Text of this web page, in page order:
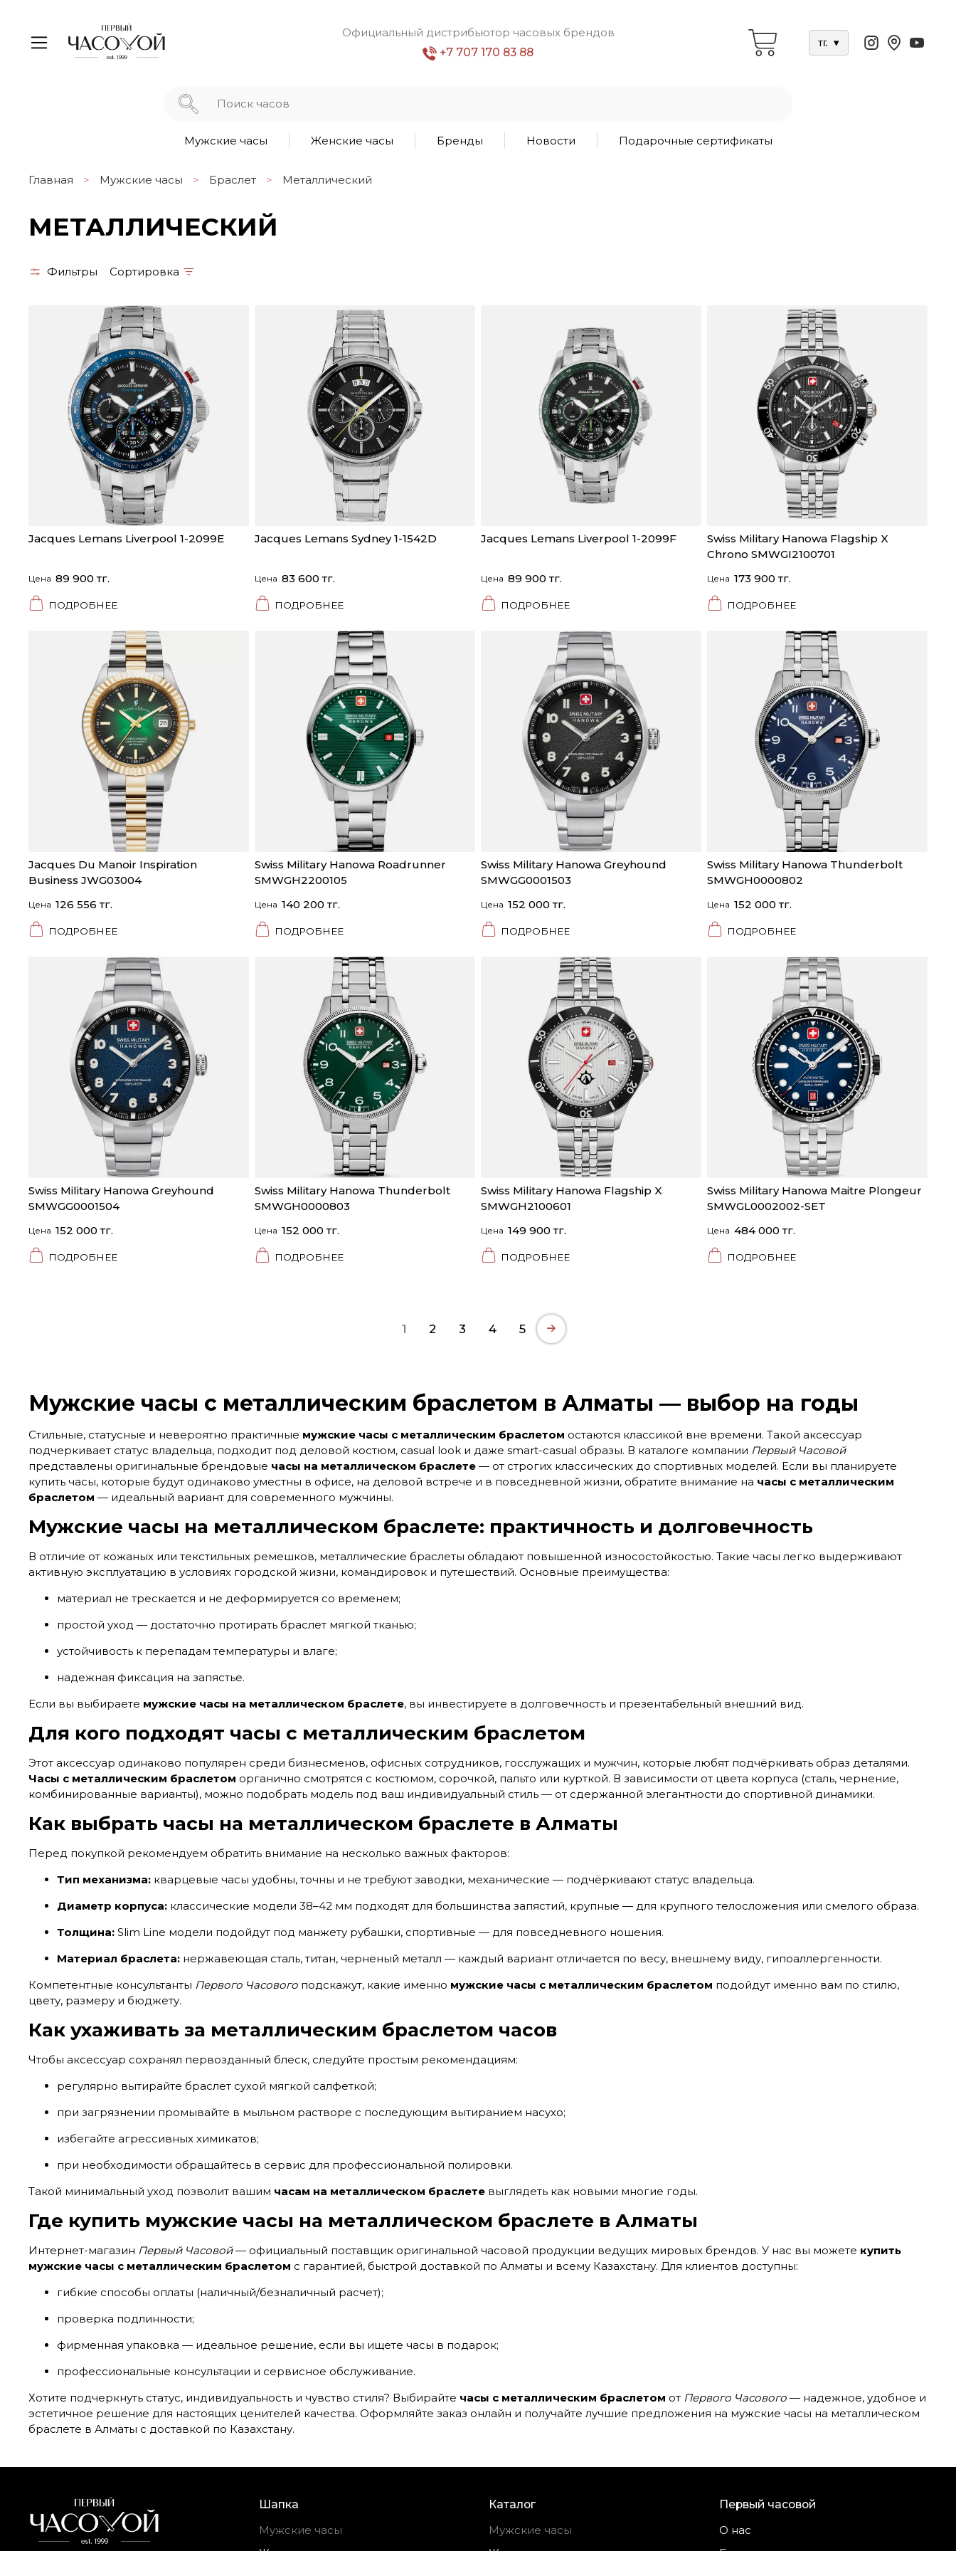
Официальный дистрибьютор часовых брендов
+7 707 170 83 88
тг. ▾
Мужские часы Женские часы Бренды Новости Подарочные сертификаты
Главная Мужские часы Браслет Металлический
МЕТАЛЛИЧЕСКИЙ
Фильтры Сортировка
Jacques Lemans Liverpool 1-2099E
Цена 89 900 тг.
ПОДРОБНЕЕ
Jacques Lemans Sydney 1-1542D
Цена 83 600 тг.
ПОДРОБНЕЕ
Jacques Lemans Liverpool 1-2099F
Цена 89 900 тг.
ПОДРОБНЕЕ
Swiss Military Hanowa Flagship X
Chrono SMWGI2100701
Цена 173 900 тг.
ПОДРОБНЕЕ
Jacques Du Manoir Inspiration
Business JWG03004
Цена 126 556 тг.
ПОДРОБНЕЕ
Swiss Military Hanowa Roadrunner
SMWGH2200105
Цена 140 200 тг.
ПОДРОБНЕЕ
Swiss Military Hanowa Greyhound
SMWGG0001503
Цена 152 000 тг.
ПОДРОБНЕЕ
Swiss Military Hanowa Thunderbolt
SMWGH0000802
Цена 152 000 тг.
ПОДРОБНЕЕ
Swiss Military Hanowa Greyhound
SMWGG0001504
Цена 152 000 тг.
ПОДРОБНЕЕ
Swiss Military Hanowa Thunderbolt
SMWGH0000803
Цена 152 000 тг.
ПОДРОБНЕЕ
Swiss Military Hanowa Flagship X
SMWGH2100601
Цена 149 900 тг.
ПОДРОБНЕЕ
Swiss Military Hanowa Maitre Plongeur
SMWGL0002002-SET
Цена 484 000 тг.
ПОДРОБНЕЕ
1 2 3 4 5
Мужские часы с металлическим браслетом в Алматы — выбор на годы
Стильные, статусные и невероятно практичные мужские часы с металлическим браслетом остаются классикой вне времени. Такой аксессуар
подчеркивает статус владельца, подходит под деловой костюм, casual look и даже smart-casual образы. В каталоге компании Первый Часовой
представлены оригинальные брендовые часы на металлическом браслете — от строгих классических до спортивных моделей. Если вы планируете
купить часы, которые будут одинаково уместны в офисе, на деловой встрече и в повседневной жизни, обратите внимание на часы с металлическим
браслетом — идеальный вариант для современного мужчины.
Мужские часы на металлическом браслете: практичность и долговечность
В отличие от кожаных или текстильных ремешков, металлические браслеты обладают повышенной износостойкостью. Такие часы легко выдерживают
активную эксплуатацию в условиях городской жизни, командировок и путешествий. Основные преимущества:
материал не трескается и не деформируется со временем;
простой уход — достаточно протирать браслет мягкой тканью;
устойчивость к перепадам температуры и влаге;
надежная фиксация на запястье.
Если вы выбираете мужские часы на металлическом браслете, вы инвестируете в долговечность и презентабельный внешний вид.
Для кого подходят часы с металлическим браслетом
Этот аксессуар одинаково популярен среди бизнесменов, офисных сотрудников, госслужащих и мужчин, которые любят подчёркивать образ деталями.
Часы с металлическим браслетом органично смотрятся с костюмом, сорочкой, пальто или курткой. В зависимости от цвета корпуса (сталь, чернение,
комбинированные варианты), можно подобрать модель под ваш индивидуальный стиль — от сдержанной элегантности до спортивной динамики.
Как выбрать часы на металлическом браслете в Алматы
Перед покупкой рекомендуем обратить внимание на несколько важных факторов:
Тип механизма: кварцевые часы удобны, точны и не требуют заводки, механические — подчёркивают статус владельца.
Диаметр корпуса: классические модели 38–42 мм подходят для большинства запястий, крупные — для крупного телосложения или смелого образа.
Толщина: Slim Line модели подойдут под манжету рубашки, спортивные — для повседневного ношения.
Материал браслета: нержавеющая сталь, титан, черненый металл — каждый вариант отличается по весу, внешнему виду, гипоаллергенности.
Компетентные консультанты Первого Часового подскажут, какие именно мужские часы с металлическим браслетом подойдут именно вам по стилю,
цвету, размеру и бюджету.
Как ухаживать за металлическим браслетом часов
Чтобы аксессуар сохранял первозданный блеск, следуйте простым рекомендациям:
регулярно вытирайте браслет сухой мягкой салфеткой;
при загрязнении промывайте в мыльном растворе с последующим вытиранием насухо;
избегайте агрессивных химикатов;
при необходимости обращайтесь в сервис для профессиональной полировки.
Такой минимальный уход позволит вашим часам на металлическом браслете выглядеть как новыми многие годы.
Где купить мужские часы на металлическом браслете в Алматы
Интернет-магазин Первый Часовой— официальный поставщик оригинальной часовой продукции ведущих мировых брендов. У нас вы можете купить
мужские часы с металлическим браслетом с гарантией, быстрой доставкой по Алматы и всему Казахстану. Для клиентов доступны:
гибкие способы оплаты (наличный/безналичный расчет);
проверка подлинности;
фирменная упаковка — идеальное решение, если вы ищете часы в подарок;
профессиональные консультации и сервисное обслуживание.
Хотите подчеркнуть статус, индивидуальность и чувство стиля? Выбирайте часы с металлическим браслетом от Первого Часового — надежное, удобное и
эстетичное решение для настоящих ценителей качества. Оформляйте заказ онлайн и получайте лучшие предложения на мужские часы на металлическом
браслете в Алматы с доставкой по Казахстану.
Шапка
Мужские часы
Каталог
Мужские часы
Первый часовой
О нас